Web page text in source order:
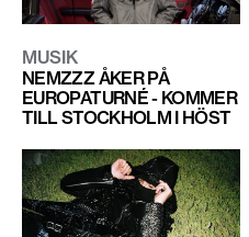
MUSIK
NEMZZZ ÅKER PÅ
EUROPATURNÉ - KOMMER
TILL STOCKHOLM I HÖST